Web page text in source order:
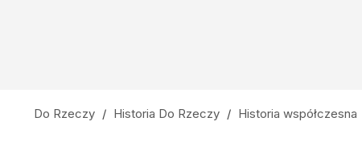
Do Rzeczy / Historia Do Rzeczy / Historia współczesna